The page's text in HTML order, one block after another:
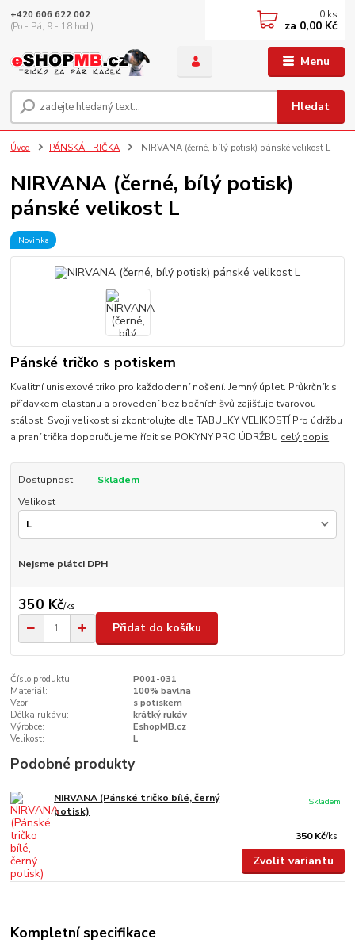
Menu
Hledat
+420 606 622 002
(Po - Pá, 9 - 18 hod.)
0 ks
za 0,00 Kč
Úvod PÁNSKÁ TRIČKA NIRVANA (černé, bílý potisk) pánské velikost L
NIRVANA (černé, bílý potisk)
pánské velikost L
Novinka
Pánské tričko s potiskem
Kvalitní unisexové triko pro každodenní nošení. Jemný úplet. Průkrčník s
přídavkem elastanu a provedení bez bočních švů zajišťuje tvarovou
stálost. Svoji velikost si zkontrolujte dle TABULKY VELIKOSTÍ Pro údržbu
a praní trička doporučujeme řídit se POKYNY PRO ÚDRŽBU celý popis
Dostupnost
Skladem
Velikost
Nejsme plátci DPH
350 Kč/ks
Přidat do košíku
Číslo produktu:
P001-031
Materiál:
100% bavlna
Vzor:
s potiskem
Délka rukávu:
krátký rukáv
Výrobce:
EshopMB.cz
Velikost:
L
Podobné produkty
NIRVANA (Pánské tričko bílé, černý
potisk)
350 Kč/ks
Skladem
Zvolit variantu
Kompletní specifikace